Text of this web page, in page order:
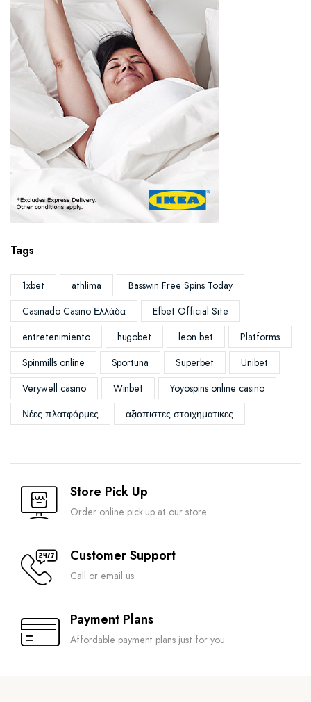
Tags
1xbet athlima
Basswin Free Spins Today
Casinado Casino Ελλάδα
Efbet Official Site
entretenimiento
hugobet leon bet
Platforms
Spinmills online
Sportuna Superbet
Unibet
Verywell casino
Winbet
Yoyospins online casino
Νέες πλατφόρμες
αξιοπιστες στοιχηματικες
Store Pick Up
Order online pick up at our store
Customer Support
Call or email us
Payment Plans
Affordable payment plans just for you